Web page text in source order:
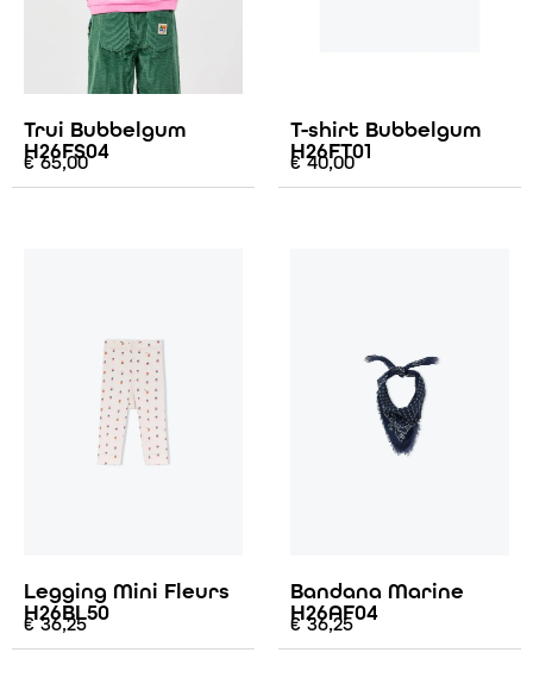
Trui Bubbelgum
H26FS04
€65,00
T-shirt Bubbelgum
H26FT01
€40,00
Legging Mini Fleurs
H26BL50
€36,25
Bandana Marine
H26AF04
€36,25